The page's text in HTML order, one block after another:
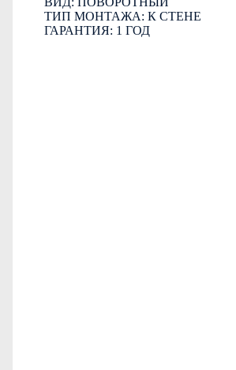
ТИП МОНТАЖА: К СТЕНЕ
ГАРАНТИЯ: 1 ГОД